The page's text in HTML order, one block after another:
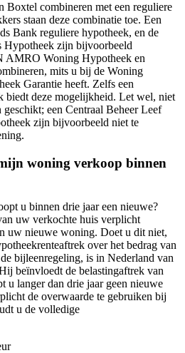
Boxtel combineren met een reguliere
staan deze combinatie toe. Een
Bank reguliere hypotheek, en de
zijn bijvoorbeeld
AMRO Woning Hypotheek en
mits u bij de Woning
Garantie heeft. Zelfs een
biedt deze mogelijkheid. Let wel, niet
een Centraal Beheer Leef
zijn bijvoorbeeld niet te
woning verkoop binnen
u binnen drie jaar een nieuwe?
uw verkochte huis verplicht
uw nieuwe woning. Doet u dit niet,
over het bedrag van
bijleenregeling, is in Nederland van
beïnvloedt de belastingaftrek van
u langer dan drie jaar geen nieuwe
de overwaarde te gebruiken bij
u de volledige